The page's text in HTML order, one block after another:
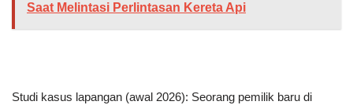
Saat Melintasi Perlintasan Kereta Api
Studi kasus lapangan (awal 2026): Seorang pemilik baru di